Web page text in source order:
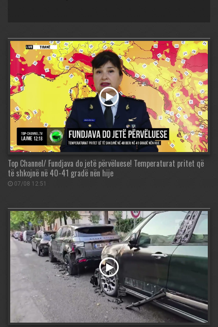
Top Channel/ Fundjava do jetë përvëluese! Temperaturat pritet që
të shkojnë në 40-41 gradë nën hije
07/08 12:51